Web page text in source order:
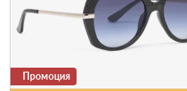
Промоция